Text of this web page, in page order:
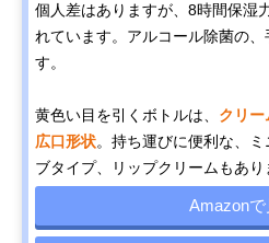
個人差はありますが、8時間保湿
れています。アルコール除菌の
す。
黄色い目を引くボトルは、 クリー
広口形状。持ち運びに便利な、
ブタイプ、リップクリームもあり
Amazonで